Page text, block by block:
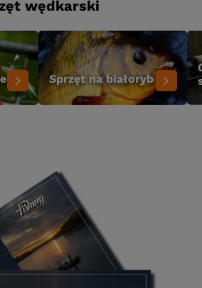
wędkarski
Sprzęt na białoryb